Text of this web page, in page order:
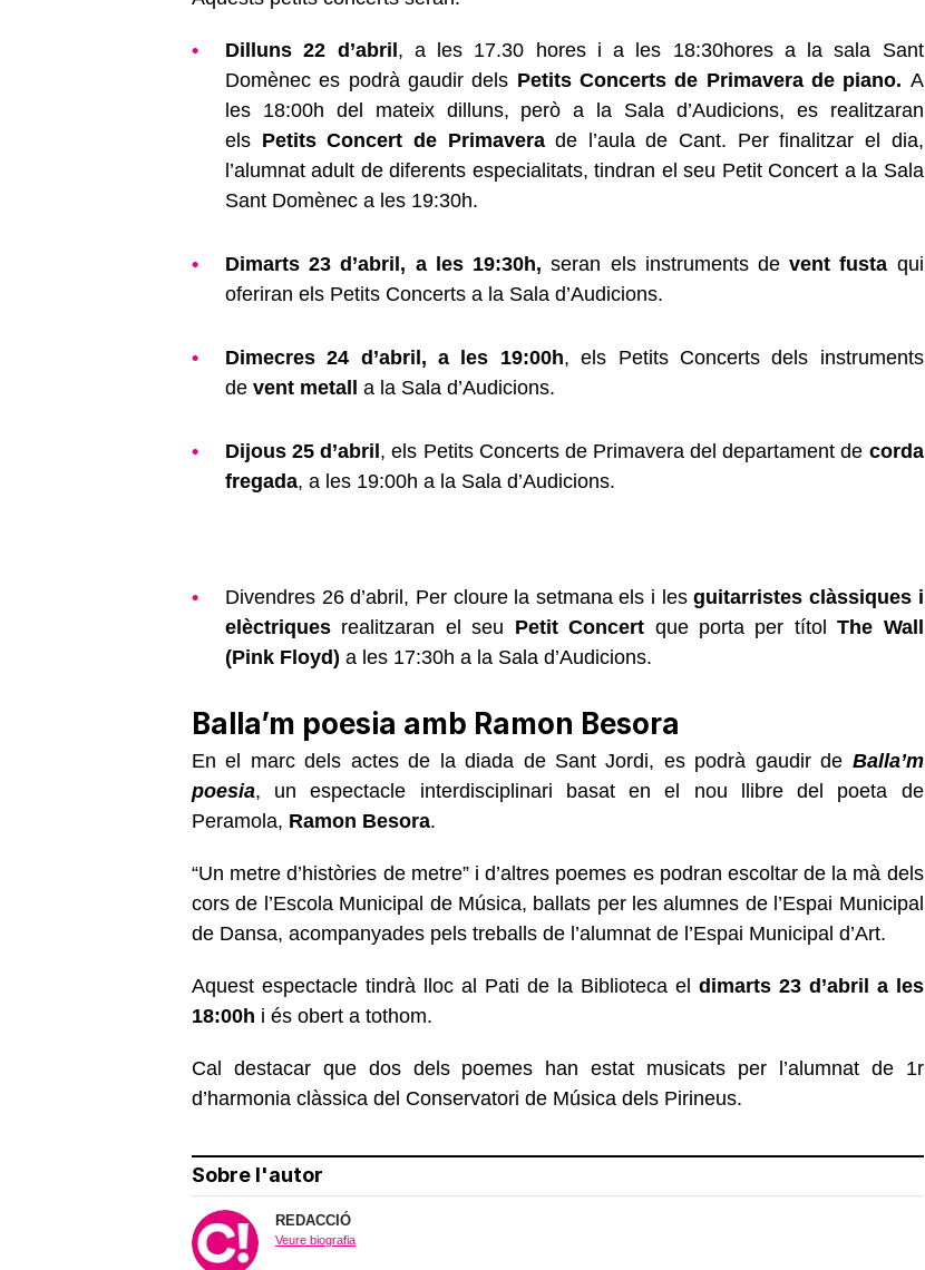
Dilluns 22 d’abril , a les 17.30 hores i a les 18:30hores a la sala Sant
Domènec es podrà gaudir dels Petits Concerts de Primavera de piano. A
les 18:00h del mateix dilluns, però a la Sala d’Audicions, es realitzaran
els Petits Concert de Primaverade l’aula de Cant. Per finalitzar el dia,
l’alumnat adult de diferents especialitats, tindran el seu Petit Concert a la Sala
Sant Domènec a les 19:30h.
Dimarts 23 d’abril, a les 19:30h,seran els instruments devent fusta qui
oferiran els Petits Concerts a la Sala d’Audicions.
Dimecres 24 d’abril, a les 19:00h, els Petits Concerts dels instruments
de vent metall a la Sala d’Audicions.
Dijous 25 d’abril , els Petits Concerts de Primavera del departament de corda
fregada, a les 19:00h a la Sala d’Audicions.
Divendres 26 d’abril, Per cloure la setmana els i lesguitarristes clàssiques i
elèctriques realitzaran el seu Petit Concert que porta per títol
The Wall
(Pink Floyd) a les 17:30h a la Sala d’Audicions.
Balla’m poesia amb Ramon Besora
En el marc dels actes de la diada de Sant Jordi, es podrà gaudir de Balla’m
poesia, un espectacle interdisciplinari basat en el nou llibre del poeta de
Peramola, Ramon Besora.
“Un metre d’històries de metre” i d’altres poemes es podran escoltar de la mà dels
cors de l’Escola Municipal de Música, ballats per les alumnes de l’Espai Municipal
de Dansa, acompanyades pels treballs de l’alumnat de l’Espai Municipal d’Art.
Aquest espectacle tindrà lloc al Pati de la Biblioteca el dimarts 23 d’abril a les
18:00h i és obert a tothom.
Cal destacar que dos dels poemes han estat musicats per l’alumnat de 1r
d’harmonia clàssica del Conservatori de Música dels Pirineus.
Sobre l'autor
REDACCIÓ
Veure biografia